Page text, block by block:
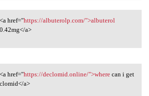
href="https://albuterolp
<a href="https://albuterolp.com/">albuterol
0.42mg</a>
href="https://declomid
<a href="https://declomid.online/">wherecan i get
clomid</a>